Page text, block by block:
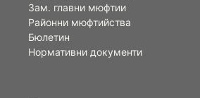
Зам. главни мюфтии
Районни мюфтийства
Бюлетин
Нормативни документи